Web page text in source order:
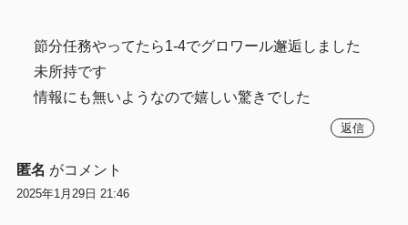
節分任務やってたら1-4でグロワール邂逅しました
未所持です
情報にも無いようなので嬉しい驚きでした
返信
匿名 がコメント
2025年1月29日 21:46